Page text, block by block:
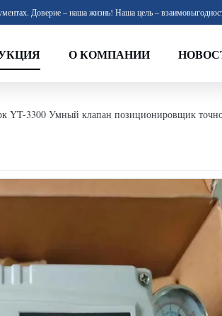
Доверие – наша жизнь! Наша цель –
О КОМПАНИИ
YT-3300 Умный клапан позиционировщик точно